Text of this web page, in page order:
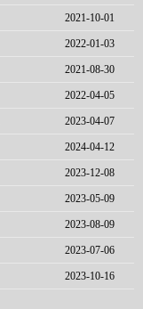
2021-10-01
2022-01-03
2021-08-30
2022-04-05
2023-04-07
2024-04-12
2023-12-08
2023-05-09
2023-08-09
2023-07-06
2023-10-16